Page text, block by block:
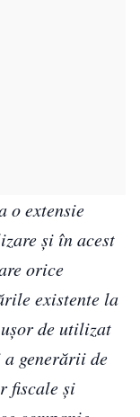
o extensie
și în acest
orice
existente la
de utilizat
generării de
fiscale și